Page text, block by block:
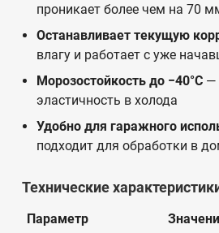
проникает более чем на 70
Останавливает текущую
влагу и работает с уже
Морозостойкость до −40°C —
эластичность в холода
Удобно для гаражного
подходит для обработки в
Технические
Параметр